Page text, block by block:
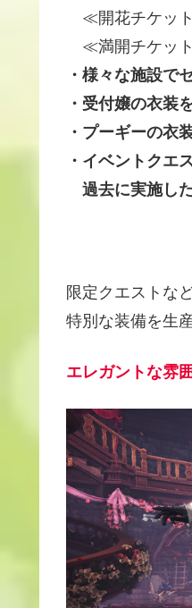
≪開花チケッ
≪満開チケッ
・様々な施設で
・受付嬢の衣装
・プーギーの衣
・イベントクエ
過去に実施し
限定クエストな
特別な装備を生
エレガントな雰